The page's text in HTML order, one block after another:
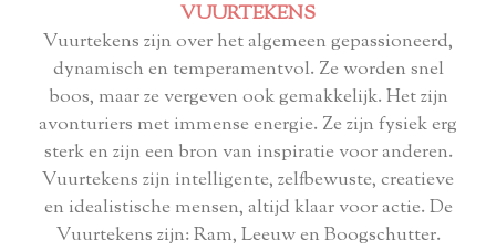
VUURTEKENS
Vuurtekens zijn over het algemeen gepassioneerd,
dynamisch en temperamentvol. Ze worden snel
boos, maar ze vergeven ook gemakkelijk. Het zijn
avonturiers met immense energie. Ze zijn fysiek erg
sterk en zijn een bron van inspiratie voor anderen.
Vuurtekens zijn intelligente, zelfbewuste, creatieve
en idealistische mensen, altijd klaar voor actie. De
Vuurtekens zijn: Ram, Leeuw en Boogschutter.